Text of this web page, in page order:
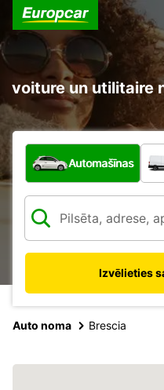
voiture un utilitaire
Kāda veida
Automašīnas
Izvēlieties
Auto noma Brescia